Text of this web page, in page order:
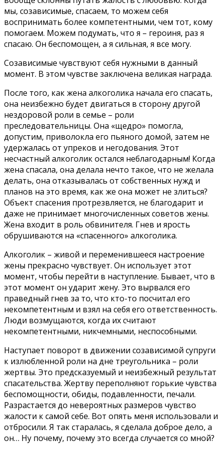
мы, созависимые, спасаем, то можем себя
воспринимать более компетентными, чем тот, кому
помогаем. Можем подумать, что я – героиня, раз я
спасаю. Он беспомощен, а я сильная, я все могу.
Созависимые чувствуют себя нужными в данный
момент. В этом чувстве заключена великая награда.
После того, как жена алкоголика начала его спасать,
она неизбежно будет двигаться в сторону другой
нездоровой роли в семье – роли
преследовательницы. Она «щедро» помогла,
допустим, приволокла его пьяного домой, затем не
удержалась от упреков и негодования. Этот
несчастный алкоголик остался неблагодарным! Когда
жена спасала, она делала нечто такое, что не желала
делать, она отказывалась от собственных нужд и
планов на это время, как же она может не злиться?
Объект спасения протрезвляется, не благодарит и
даже не принимает многочисленных советов жены.
Жена входит в роль обвинителя. Гнев и ярость
обрушиваются на «спасенного» алкоголика.
Алкоголик – живой и переменившееся настроение
жены прекрасно чувствует. Он использует этот
момент, чтобы перейти в наступление. Бывает, что в
этот момент он ударит жену. Это вырвался его
праведный гнев за то, что кто-то посчитал его
некомпетентным и взял на себя его ответственность.
Люди возмущаются, когда их считают
некомпетентными, никчемными, неспособными.
Наступает поворот в движении созависимой супруги
к излюбленной роли на дне треугольника – роли
жертвы. Это предсказуемый и неизбежный результат
спасательства. Жертву переполняют горькие чувства
беспомощности, обиды, подавленности, печали.
Разрастается до невероятных размеров чувство
жалости к самой себе. Вот опять меня использовали и
отбросили. Я так старалась, я сделала доброе дело, а
он… Ну почему, почему это всегда случается со мной?